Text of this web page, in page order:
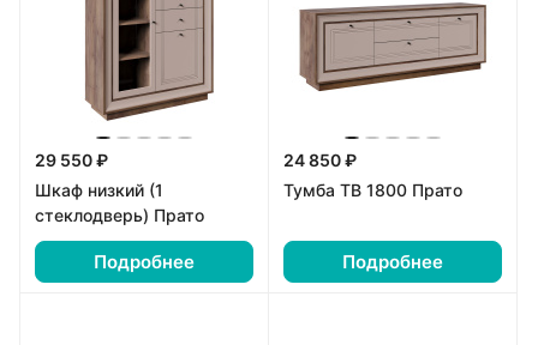
29 550 ₽
Шкаф низкий (1
стеклодверь) Прато
Подробнее
24 850 ₽
Тумба ТВ 1800 Прато
Подробнее